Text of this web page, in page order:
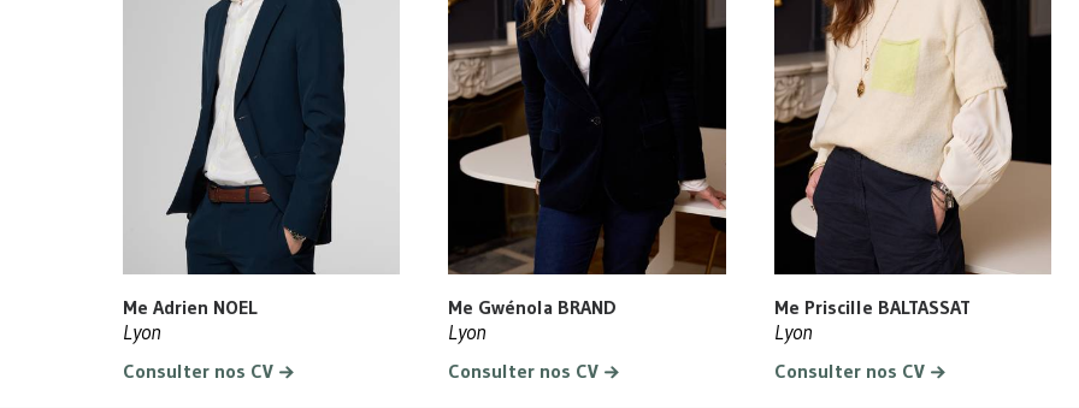
Me Adrien NOEL
Lyon
Consulter nos CV
Me Gwénola BRAND
Lyon
Consulter nos CV
Me Priscille BALTASSAT
Lyon
Consulter nos CV